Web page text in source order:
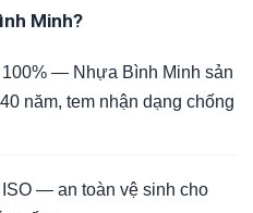
Minh?
— Nhựa Bình Minh sản
năm, tem nhận dạng chống
— an toàn vệ sinh cho